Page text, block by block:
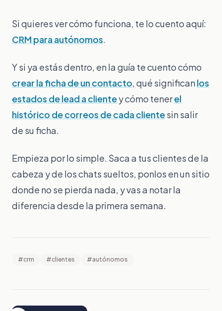
Si quieres ver cómo funciona, te lo cuento aquí:
CRM para autónomos.
Y si ya estás dentro, en la guía te cuento cómo
crear la ficha de un contacto, qué significanlos
estados de lead a clientey cómo tenerel
histórico de correos de cada clientesin salir
de su ficha.
Empieza por lo simple. Saca a tus clientes de la
cabeza y de los chats sueltos, ponlos en un sitio
donde no se pierda nada, y vas a notar la
diferencia desde la primera semana.
#crm #clientes #autónomos